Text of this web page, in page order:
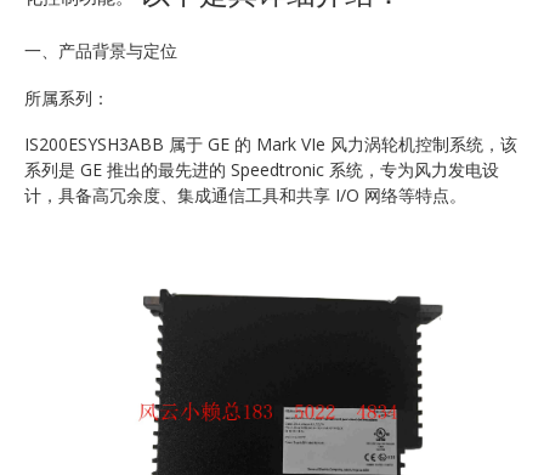
一、产品背景与定位
所属系列：
IS200ESYSH3ABB 属于 GE 的 Mark VIe 风力涡轮机控制系统，该
系列是 GE 推出的最先进的 Speedtronic 系统，专为风力发电设
计，具备高冗余度、集成通信工具和共享 I/O 网络等特点。